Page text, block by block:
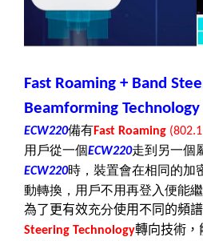
Fast Roaming + Band
Beamforming Technology
ECW220備有Fast Roaming
用戶從一個ECW220走到另一個
ECW220時，裝置會在相同的加
動轉換，用戶不用再登入便能繼
為了更有效充分使用不同的頻譜
Steering Technology轉向技術，